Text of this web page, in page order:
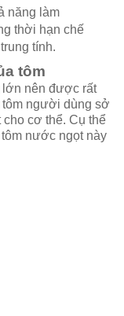
năng làm
thời hạn chế
tính.
tôm
nên được rất
người dùng sở
cơ thể. Cụ thể
nước ngọt này